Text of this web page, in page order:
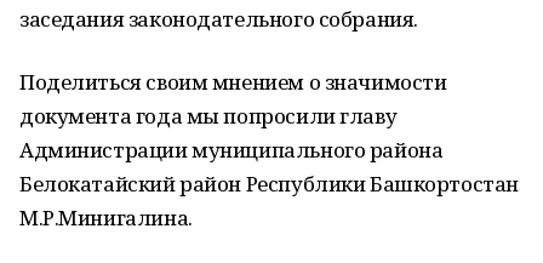
заседания законодательного собрания.
Поделиться своим мнением о значимости
документа года мы попросили главу
Администрации муниципального района
Белокатайский район Республики Башкортостан
М.Р.Минигалина.